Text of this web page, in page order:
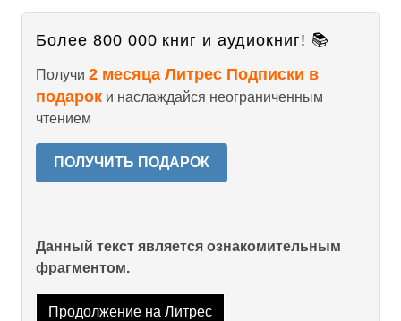
Более 800 000 книг и аудиокниг! 📚
Получи 2 месяца Литрес Подписки в
подарок и наслаждайся неограниченным
чтением
ПОЛУЧИТЬ ПОДАРОК
Данный текст является ознакомительным
фрагментом.
Продолжение на Литрес